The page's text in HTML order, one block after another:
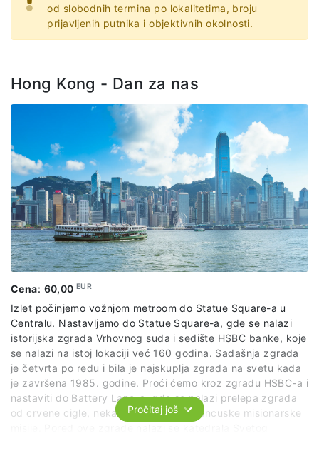
od slobodnih termina po lokalitetima, broju
prijavljenih putnika i objektivnih okolnosti.
Hong Kong - Dan za nas
Cena: 60,00EUR
Izlet počinjemo vožnjom metroom do Statue Square-a u
Centralu. Nastavljamo do Statue Square-a, gde se nalazi
istorijska zgrada Vrhovnog suda i sedište HSBC banke, koje
se nalazi na istoj lokaciji već 160 godina. Sadašnja zgrada
je četvrta po redu i bila je najskuplja zgrada na svetu kada
je završena 1985. godine. Proći ćemo kroz zgradu HSBC-a i
nastaviti do Battery Lane-a, gde se nalazi prelepa zgrada
od crvene cigle, nekadašnja zgrada francuske misionarske
Pročitaj još